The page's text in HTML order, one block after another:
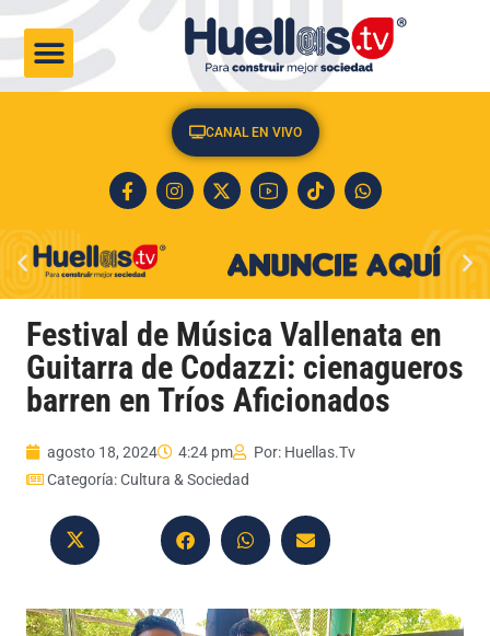
CANAL EN VIVO
Festival de Música Vallenata en
Guitarra de Codazzi: cienagueros
barren en Tríos Aficionados
agosto 18, 2024 4:24 pm Por: Huellas.Tv
Categoría:Cultura & Sociedad